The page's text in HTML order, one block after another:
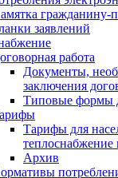
гражданину-
заявлений
работа
Документы,
заключения
Типовые формы
Тарифы для
теплоснабжение
Архив